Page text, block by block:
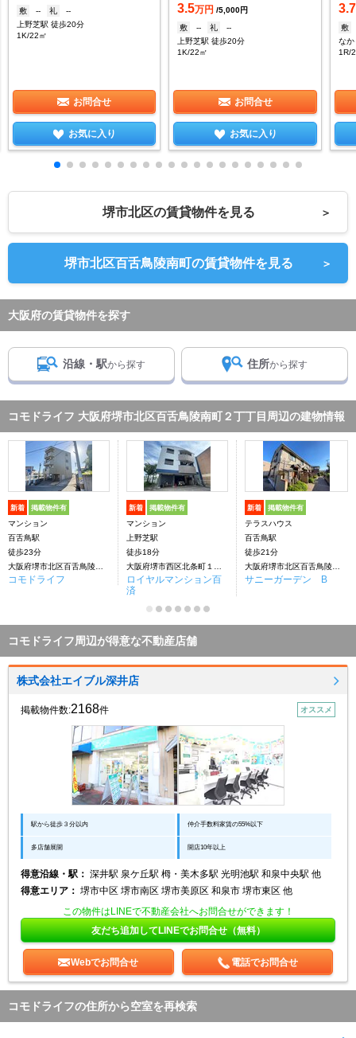
敷 -- 礼
--
上野芝駅 徒歩20分
1K/22㎡
お問合せ
お気に入り
3.5万円 /5,000円
敷
-- 礼
--
上野芝駅 徒歩20分
1K/22㎡
お問合せ
お気に入り
3.7
敷
な
1R/
堺市北区の賃貸物件を見る ＞
堺市北区百舌鳥陵南町の賃貸物件を見る ＞
大阪府の賃貸物件を探す
沿線・駅から探す 住所から探す
コモドライフ 大阪府堺市北区百舌鳥陵南町２丁丁目周辺の建物情報
新着 掲載物件有
マンション
百舌鳥駅
徒歩23分
コモドライフ
新着 掲載物件有
マンション
上野芝駅
徒歩18分
ロイヤルマンション百
済
新着 掲載物件有
テラスハウス
百舌鳥駅
徒歩21分
サニーガーデン B
コモドライフ周辺が得意な不動産店舗
株式会社エイブル深井店
掲載物件数:2168件 オススメ
駅から徒歩３分以内 仲介手数料家賃の55%以下
多店舗展開 開店10年以上
得意沿線・駅： 深井駅 泉ケ丘駅 栂・美木多駅 光明池駅 和泉中央駅 他
得意エリア： 堺市中区 堺市南区 堺市美原区 和泉市 堺市東区 他
この物件はLINEで不動産会社へお問合せができます！
友だち追加してLINEでお問合せ（無料）
Webでお問合せ 電話でお問合せ
コモドライフの住所から空室を再検索